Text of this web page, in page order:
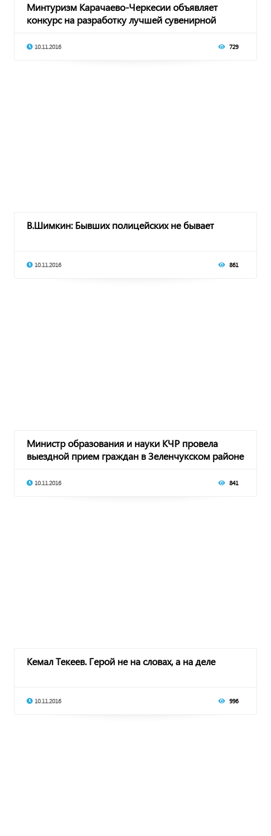
Минтуризм Карачаево-Черкесии объявляет
конкурс на разработку лучшей сувенирной
10.11.2016 729
В.Шимкин: Бывших полицейских не бывает
10.11.2016 861
Министр образования и науки КЧР провела
выездной прием граждан в Зеленчукском районе
10.11.2016 841
Кемал Текеев. Герой не на словах, а на деле
10.11.2016 996